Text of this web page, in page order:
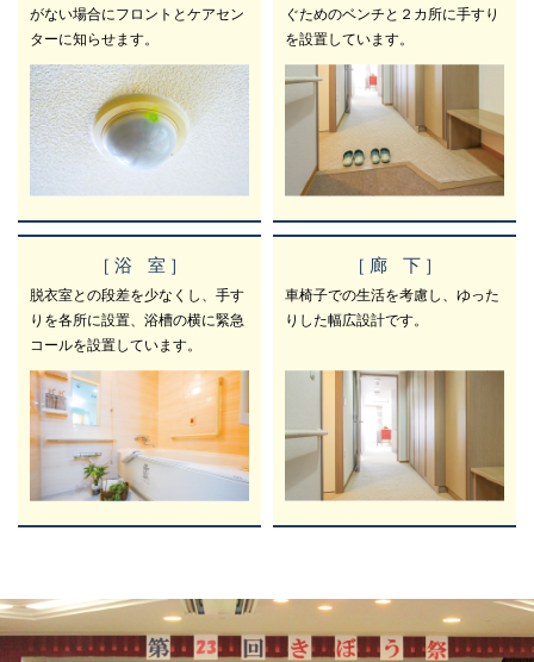
がない場合にフロントとケアセン
ターに知らせます。
ぐためのベンチと２カ所に手すり
を設置しています。
［ 浴 室 ］
脱衣室との段差を少なくし、手す
りを各所に設置、浴槽の横に緊急
コールを設置しています。
［ 廊 下 ］
車椅子での生活を考慮し、ゆった
りした幅広設計です。